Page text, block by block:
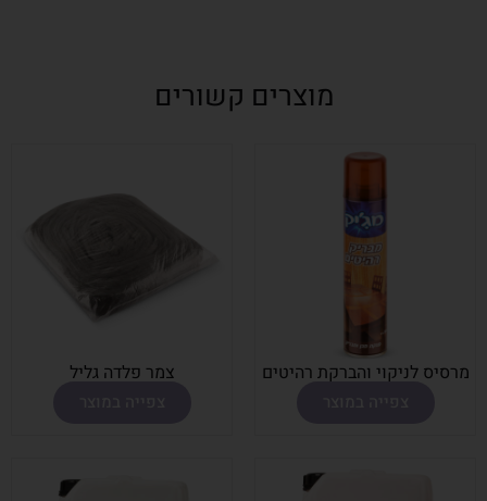
מוצרים קשורים
מרסיס לניקוי והברקת רהיטים צמר פלדה גליל